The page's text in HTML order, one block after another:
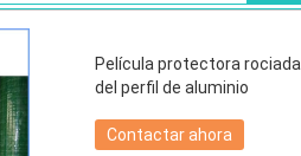
Película protectora rociada
del perfil de aluminio
Contactar ahora